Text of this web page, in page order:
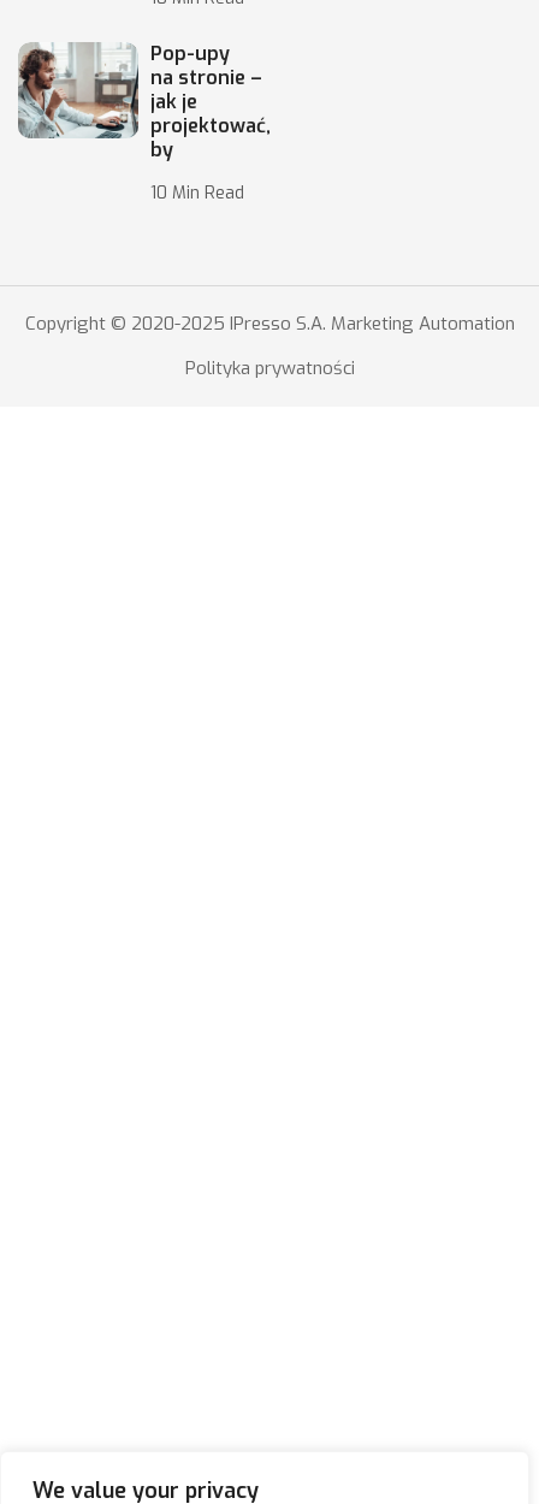
We value your privacy
Pop-upy
na stronie –
jak je
projektować,
by
10 Min Read
Copyright © 2020-2025 IPresso S.A. Marketing Automation
Polityka prywatności